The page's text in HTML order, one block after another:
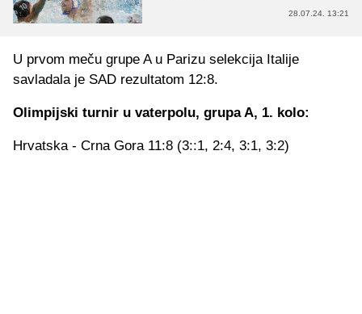
28.07.24. 13:21
U prvom meču grupe A u Parizu selekcija Italije
savladala je SAD rezultatom 12:8.
Olimpijski turnir u vaterpolu, grupa A, 1. kolo:
Hrvatska - Crna Gora 11:8 (3::1, 2:4, 3:1, 3:2)